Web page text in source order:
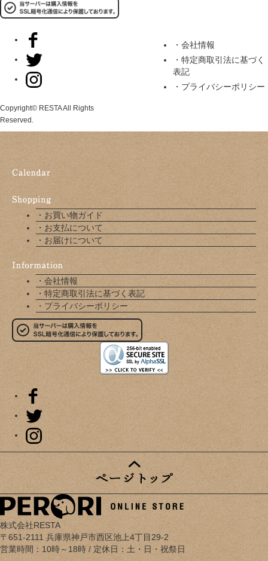
Copyright© RESTA All Rights
Reserved.
・会社情報
・特定商取引法に基づく
表記
・プライバシーポリシー
・お買い物ガイド
・お支払について
・お届けについて
・会社情報
・特定商取引法に基づく表記
・プライバシーポリシー
株式会社RESTA
〒651-2111 兵庫県神戸市西区池上4丁目29-2
営業時間：10時～18時 / 定休日：土・日・祝祭日